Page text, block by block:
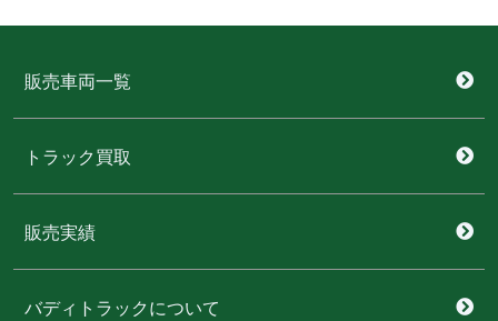
販売車両一覧
トラック買取
販売実績
バディトラックについて